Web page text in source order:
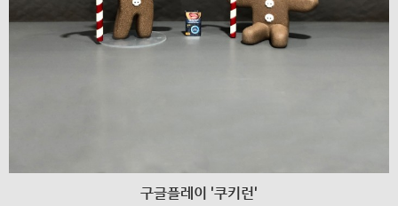
구글플레이 '쿠키런'